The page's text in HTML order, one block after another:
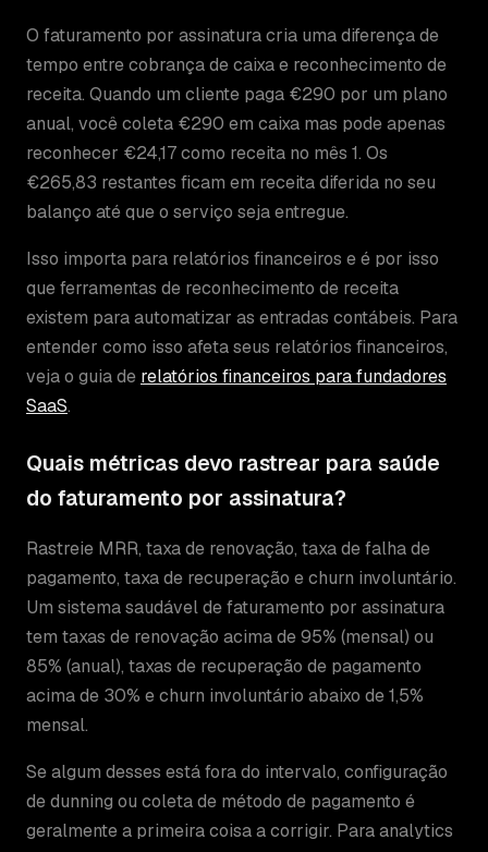
O faturamento por assinatura cria uma diferença de
tempo entre cobrança de caixa e reconhecimento de
receita. Quando um cliente paga €290 por um plano
anual, você coleta €290 em caixa mas pode apenas
reconhecer €24,17 como receita no mês 1. Os
€265,83 restantes ficam em receita diferida no seu
balanço até que o serviço seja entregue.
Isso importa para relatórios financeiros e é por isso
que ferramentas de reconhecimento de receita
existem para automatizar as entradas contábeis. Para
entender como isso afeta seus relatórios financeiros,
veja o guia de relatórios financeiros para fundadores
SaaS.
Quais métricas devo rastrear para saúde
do faturamento por assinatura?
Rastreie MRR, taxa de renovação, taxa de falha de
pagamento, taxa de recuperação e churn involuntário.
Um sistema saudável de faturamento por assinatura
tem taxas de renovação acima de 95% (mensal) ou
85% (anual), taxas de recuperação de pagamento
acima de 30% e churn involuntário abaixo de 1,5%
mensal.
Se algum desses está fora do intervalo, configuração
de dunning ou coleta de método de pagamento é
geralmente a primeira coisa a corrigir. Para analytics